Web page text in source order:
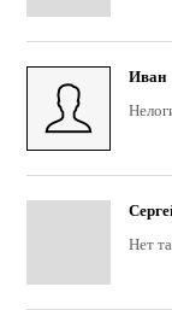
Иван
Нет